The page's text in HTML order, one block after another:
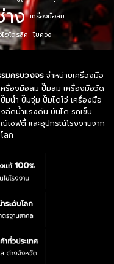
ง เครื่องมือลม
ฮโดรลิค ไขควง
มครบวงจรจำหน่ายเครื่องมือ
ครื่องมือลม ปั๊มลม เครื่องมือวัด
น้ำ ปั๊มจุ่ม ปั๊มไดโว่ เครื่องมือ
ฉีดน้ำแรงดัน บันได รถเข็น
เซฟตี้ และอุปกรณ์โรงงานจาก
ลก